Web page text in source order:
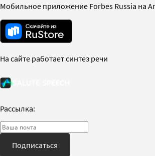
Мобильное приложение Forbes Russia на
На сайте работает синтез речи
Рассылка:
Подписаться